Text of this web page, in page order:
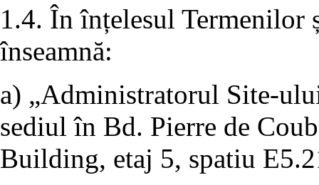
1.4. În înțelesul
înseamnă:
a) „Administratorul Site-
sediul în Bd. Pierre de
Building, etaj 5, spatiu